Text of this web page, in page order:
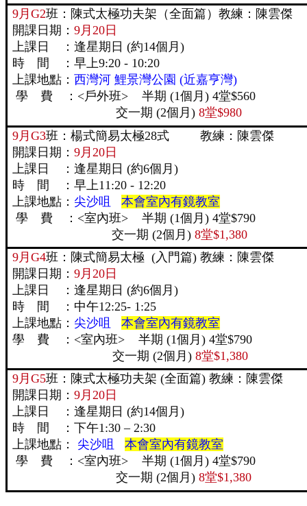
9月G2班：陳式太極功夫架（全面篇）教練：陳雲傑
開課日期：9月20日
上課日 ：逢星期日 (約14個月)
時 間 ：早上9:20 - 10:20
上課地點：西灣河 鯉景灣公園 (近嘉亨灣)
學 費 ：<戶外班> 半期 (1個月) 4堂$560
交一期 (2個月)8堂$980
9月G3班：楊式簡易太極28式 教練：陳雲傑
開課日期：9月20日
上課日 ：逢星期日 (約6個月)
時 間 ：早上11:20 - 12:20
上課地點： 尖沙咀本會室內有鏡教室
學 費 ：<室內班> 半期 (1個月) 4堂$790
交一期 (2個月)8堂$1,380
9月G4班：陳式簡易太極 (入門篇) 教練：陳雲傑
開課日期：9月20日
上課日 ：逢星期日 (約6個月)
時 間 ：中午12:25- 1:25
上課地點： 尖沙咀本會室內有鏡教室
學 費 ：<室內班> 半期 (1個月) 4堂$790
交一期 (2個月)8堂$1,380
9月G5班：陳式太極功夫架 (全面篇) 教練：陳雲傑
開課日期：9月20日
上課日 ：逢星期日 (約14個月)
時 間 ：下午1:30 – 2:30
上課地點： 尖沙咀本會室內有鏡教室
學 費 ：<室內班> 半期 (1個月) 4堂$790
交一期 (2個月)8堂$1,380